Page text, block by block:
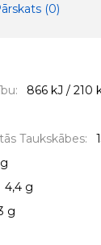
(0)
866 kJ / 210
Taukskābes:
4,4 g
g